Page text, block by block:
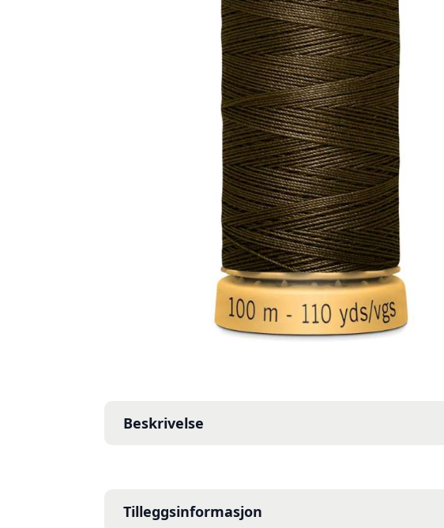
Beskrivelse
Tilleggsinformasjon